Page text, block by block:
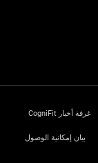
غرفة أخبار CogniFit
بيان إمكانية الوصول